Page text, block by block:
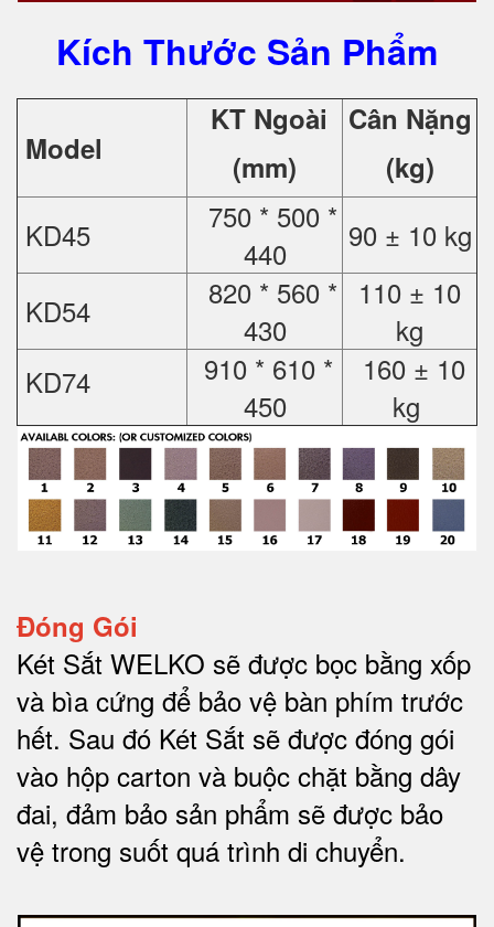
Kích Thước Sản Phẩm
Model
KT Ngoài
(mm)
Cân Nặng
(kg)
KD45
750 * 500 *
440
90 ± 10 kg
KD54
820 * 560 *
430
110 ± 10
kg
KD74
910 * 610 *
450
160 ± 10
kg
Đóng Gói
Két Sắt WELKO sẽ được bọc bằng xốp
và bìa cứng để bảo vệ bàn phím trước
hết. Sau đó Két Sắt sẽ được đóng gói
vào hộp carton và buộc chặt bằng dây
đai, đảm bảo sản phẩm sẽ được bảo
vệ trong suốt quá trình di chuyển.